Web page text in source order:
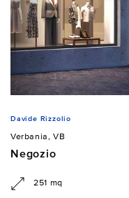
Davide Rizzolio
Verbania, VB
Negozio
251 mq